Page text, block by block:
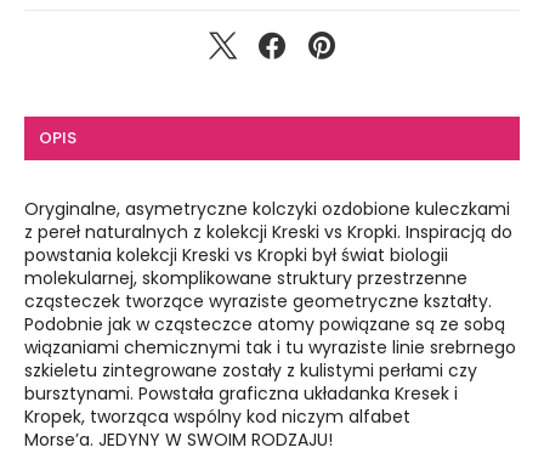
OPIS
Oryginalne, asymetryczne kolczyki ozdobione kuleczkami
z pereł naturalnych z kolekcji Kreski vs Kropki. Inspiracją do
powstania kolekcji Kreski vs Kropki był świat biologii
molekularnej, skomplikowane struktury przestrzenne
cząsteczek tworzące wyraziste geometryczne kształty.
Podobnie jak w cząsteczce atomy powiązane są ze sobą
wiązaniami chemicznymi tak i tu wyraziste linie srebrnego
szkieletu zintegrowane zostały z kulistymi perłami czy
bursztynami. Powstała graficzna układanka Kresek i
Kropek, tworząca wspólny kod niczym alfabet
Morse’a. JEDYNY W SWOIM RODZAJU!